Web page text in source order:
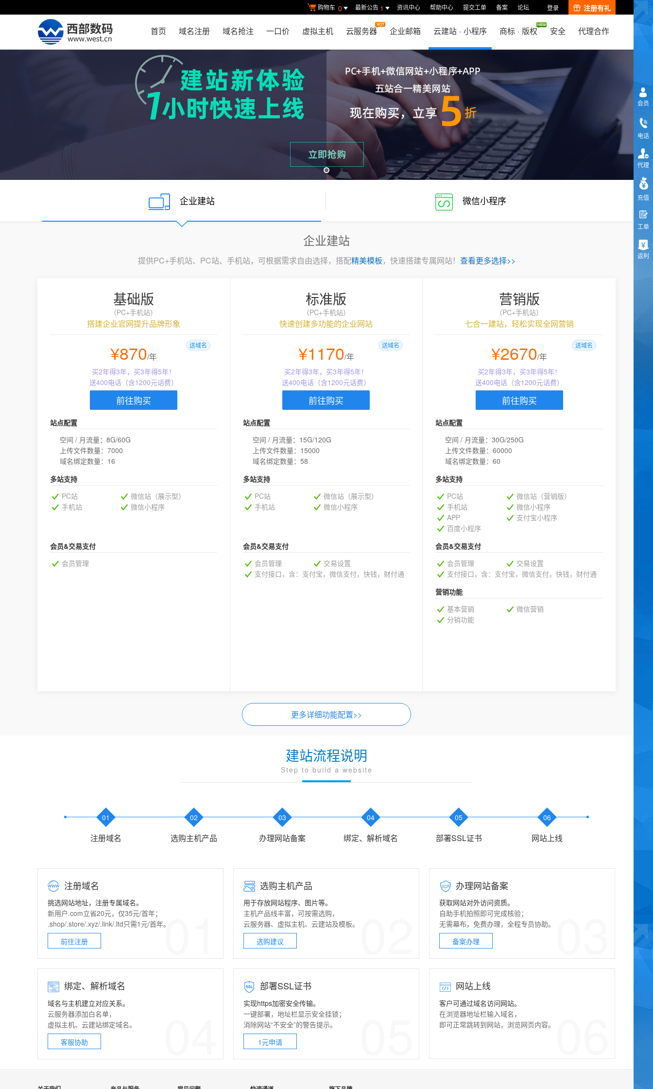
购物车 0 最新公告 1 资讯中心 帮助中心 提交工单 备案 论坛 登录 注册有礼
首页 域名注册 域名抢注 一口价 虚拟主机 云服务器 企业邮箱 云建站 · 小程序 商标 · 版权 安全 代理合作
企业建站 微信小程序
企业建站
提供PC+手机站、PC站、手机站，可根据需求自由选择，搭配精美模板，快速搭建专属网站！ 查看更多选择>>
基础版
（PC+手机站）
搭建企业官网提升品牌形象
¥870/年
买2年得3年，买3年得5年！
送400电话（含1200元话费）
送域名
前往购买
站点配置
空间 / 月流量：8G/60G
上传文件数量：7000
域名绑定数量：16
多站支持
PC站
微信站（展示型）
手机站
微信小程序
会员&交易支付
会员管理
标准版
（PC+手机站）
快速创建多功能的企业网站
¥1170/年
买2年得3年，买3年得5年！
送400电话（含1200元话费）
送域名
前往购买
站点配置
空间 / 月流量：15G/120G
上传文件数量：15000
域名绑定数量：58
多站支持
PC站
微信站（展示型）
手机站
微信小程序
会员&交易支付
会员管理
交易设置
支付接口，含：支付宝，微信支付，快钱，财付通
营销版
（PC+手机站）
七合一建站，轻松实现全网营销
¥2670/年
买2年得3年，买3年得5年！
送400电话（含1200元话费）
送域名
前往购买
站点配置
空间 / 月流量：30G/250G
上传文件数量：60000
域名绑定数量：60
多站支持
PC站
微信站（营销版）
手机站
微信小程序
APP
支付宝小程序
百度小程序
会员&交易支付
会员管理
交易设置
支付接口，含：支付宝，微信支付，快钱，财付通
营销功能
基本营销
微信营销
分销功能
更多详细功能配置>>
建站流程说明
Step to build a website
01
注册域名
02
选购主机产品
03
办理网站备案
04
绑定、解析域名
05
部署SSL证书
06
网站上线
注册域名
挑选网站地址，注册专属域名。
新用户.com立省20元，仅35元/首年；
.shop/.store/.xyz/.link/.ltd只需1元/首年。
前往注册
01
选购主机产品
用于存放网站程序、图片等。
主机产品线丰富，可按需选购，
云服务器、 虚拟主机、 云建站及模板。
选购建议
办理网站备案
获取网站对外访问资质。
自助手机拍照即可完成核验；
无需幕布，免费办理，全程专员协助。
备案办理
绑定、解析域名
域名与主机建立对应关系。
云服务器添加白名单，
虚拟主机、 云建站绑定域名。
客服协助
部署SSL证书
实现https加密安全传输。
一键部署，地址栏显示安全挂锁；
消除网站“不安全”的警告提示。
1元申请
网站上线
客户可通过域名访问网站。
在浏览器地址栏输入域名，
即可正常跳转到网站，浏览网页内容。
会员
电话
代理
充值
工单
返利